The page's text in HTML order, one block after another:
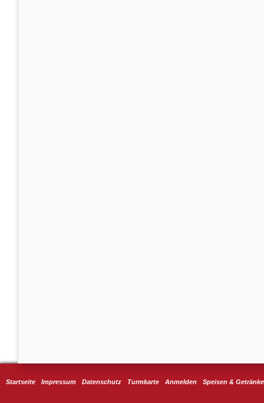
Startseite Impressum Datenschutz Turmkarte Anmelden Speisen & Getränke